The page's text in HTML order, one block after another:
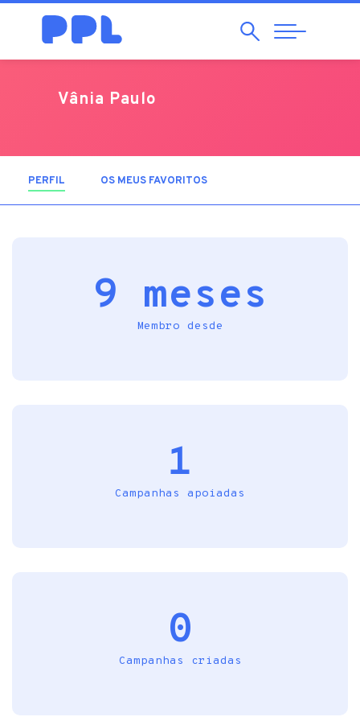
Pesquisar
Abrir
Navegação
Vânia Paulo
PERFIL (SEPARADOR ATIVO)
OS MEUS FAVORITOS
9 meses
Membro desde
1
Campanhas apoiadas
0
Campanhas criadas